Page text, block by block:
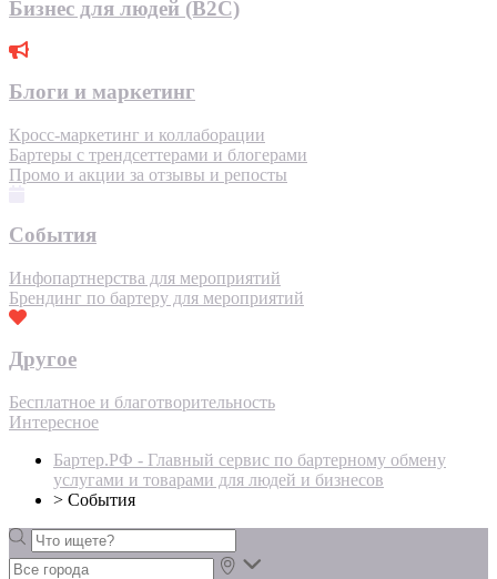
Бизнес для людей (B2C)
Блоги и маркетинг
Кросс-маркетинг и коллаборации
Бартеры с трендсеттерами и блогерами
Промо и акции за отзывы и репосты
События
Инфопартнерства для мероприятий
Брендинг по бартеру для мероприятий
Другое
Бесплатное и благотворительность
Интересное
Бартер.РФ - Главный сервис по бартерному обмену
услугами и товарами для людей и бизнесов
> События